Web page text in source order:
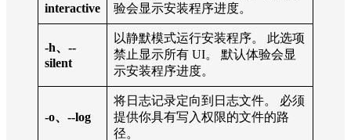
interactive
验会显示安装程序进度。
-h、--
silent
以静默模式运行安装程序。 此选项
禁止显示所有 UI。 默认体验会显
示安装程序进度。
-o、--log
将日志记录定向到日志文件。 必须
提供你具有写入权限的文件的路
径。